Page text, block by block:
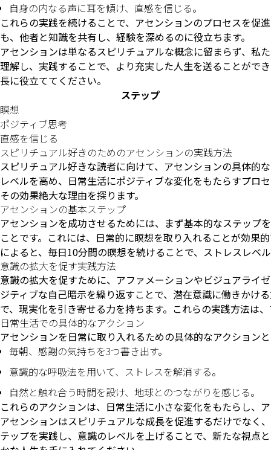
自身の内なる声に耳を傾け、直感を信じる。
これらの実践を続けることで、アセンションのプロセスを促
も、他者と知識を共有し、経験を深めるのに役立ちます。
アセンションは単なるスピリチュアルな概念に留まらず、私
理解し、実践することで、より充実した人生を送ることがで
長に役立ててください。
ステップ
瞑想
ポジティブ思考
直感を信じる
スピリチュアル好きのためのアセンションの実践方法
スピリチュアル好きな読者に向けて、アセンションの具体的
レベルを高め、日常生活にポジティブな変化をもたらすプロ
その効果絶大な理由を探ります。
アセンションの基本ステップ
アセンションを成功させるためには、まず基本的なステップ
ことです。これには、日常的に瞑想を取り入れることが効果
によると、毎日10分間の瞑想を続けることで、ストレスレベ
意識の拡大を促す実践方法
意識の拡大を促すために、アファメーションやビジュアライ
ジティブな自己暗示を繰り返すことで、潜在意識に働きかけ
で、現実化を引き寄せる力を持ちます。これらの実践方法は
日常生活での具体的なアクション
アセンションを日常に取り入れるための具体的なアクション
毎朝、感謝の気持ちを3つ書き出す。
意識的な呼吸法を用いて、ストレスを解消する。
自然と触れ合う時間を設け、地球とのつながりを感じる。
これらのアクションは、日常生活に小さな変化をもたらし、
アセンションはスピリチュアルな成長を促進するだけでなく
テップを実践し、意識のレベルを上げることで、新たな視点